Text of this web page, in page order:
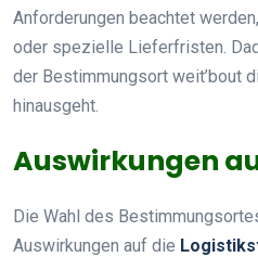
Anforderungen beachtet
oder spezielle Lieferfristen.
der Bestimmungsort weit’bout
hinausgeht.
Auswirkungen
Die Wahl des
Auswirkungen auf die